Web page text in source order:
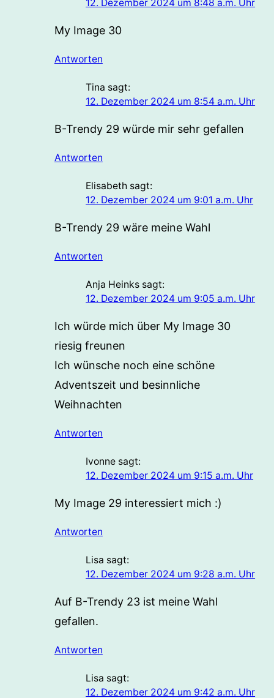
12. Dezember 2024 um 8:48 a.m. Uhr
My Image 30
Antworten
Tina sagt:
12. Dezember 2024 um 8:54 a.m. Uhr
B-Trendy 29 würde mir sehr gefallen
Antworten
Elisabeth sagt:
12. Dezember 2024 um 9:01 a.m. Uhr
B-Trendy 29 wäre meine Wahl
Antworten
Anja Heinks sagt:
12. Dezember 2024 um 9:05 a.m. Uhr
Ich würde mich über My Image 30
riesig freunen
Ich wünsche noch eine schöne
Adventszeit und besinnliche
Weihnachten
Antworten
Ivonne sagt:
12. Dezember 2024 um 9:15 a.m. Uhr
My Image 29 interessiert mich :)
Antworten
Lisa sagt:
12. Dezember 2024 um 9:28 a.m. Uhr
Auf B-Trendy 23 ist meine Wahl
gefallen.
Antworten
Lisa sagt:
12. Dezember 2024 um 9:42 a.m. Uhr